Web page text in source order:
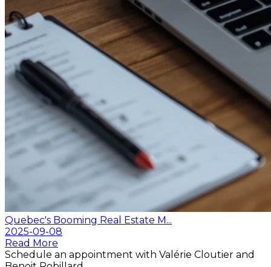
Quebec's Booming Real Estate M...
2025-09-08
Read More
Schedule an appointment with Valérie Cloutier and